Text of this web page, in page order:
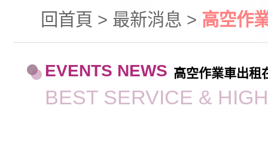
回首頁 > 最新消息 > 高空作
EVENTS NEWS 高空作業車出租
BEST SERVICE &